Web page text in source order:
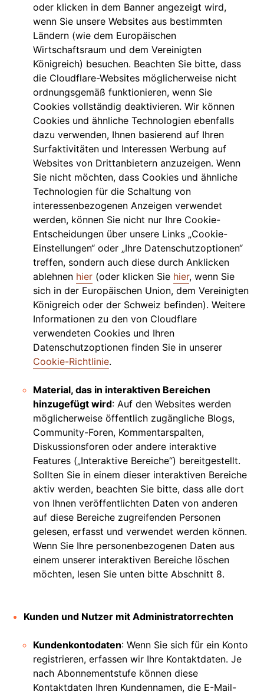
oder klicken in dem Banner angezeigt wird,
wenn Sie unsere Websites aus bestimmten
Ländern (wie dem Europäischen
Wirtschaftsraum und dem Vereinigten
Königreich) besuchen. Beachten Sie bitte, dass
die Cloudflare-Websites möglicherweise nicht
ordnungsgemäß funktionieren, wenn Sie
Cookies vollständig deaktivieren. Wir können
Cookies und ähnliche Technologien ebenfalls
dazu verwenden, Ihnen basierend auf Ihren
Surfaktivitäten und Interessen Werbung auf
Websites von Drittanbietern anzuzeigen. Wenn
Sie nicht möchten, dass Cookies und ähnliche
Technologien für die Schaltung von
interessenbezogenen Anzeigen verwendet
werden, können Sie nicht nur Ihre Cookie-
Entscheidungen über unsere Links „Cookie-
Einstellungen“ oder „Ihre Datenschutzoptionen“
treffen, sondern auch diese durch Anklicken
ablehnen hier (oder klicken Sie hier, wenn Sie
sich in der Europäischen Union, dem Vereinigten
Königreich oder der Schweiz befinden). Weitere
Informationen zu den von Cloudflare
verwendeten Cookies und Ihren
Datenschutzoptionen finden Sie in unserer
Cookie-Richtlinie.
Material, das in interaktiven Bereichen
hinzugefügt wird: Auf den Websites werden
möglicherweise öffentlich zugängliche Blogs,
Community-Foren, Kommentarspalten,
Diskussionsforen oder andere interaktive
Features („Interaktive Bereiche“) bereitgestellt.
Sollten Sie in einem dieser interaktiven Bereiche
aktiv werden, beachten Sie bitte, dass alle dort
von Ihnen veröffentlichten Daten von anderen
auf diese Bereiche zugreifenden Personen
gelesen, erfasst und verwendet werden können.
Wenn Sie Ihre personenbezogenen Daten aus
einem unserer interaktiven Bereiche löschen
möchten, lesen Sie unten bitte Abschnitt 8.
Kunden und Nutzer mit Administratorrechten
Kundenkontodaten: Wenn Sie sich für ein Konto
registrieren, erfassen wir Ihre Kontaktdaten. Je
nach Abonnementstufe können diese
Kontaktdaten Ihren Kundennamen, die E-Mail-